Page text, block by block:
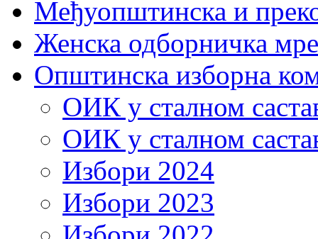
Међуопштинска и
Женска одборничка
Општинска изборна
ОИК у сталном
ОИК у сталном
Избори 2024
Избори 2023